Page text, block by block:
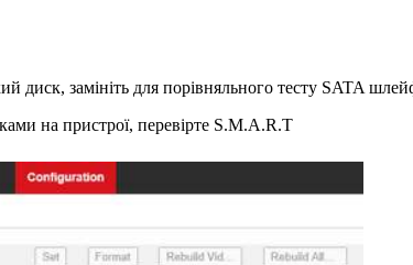
диск, замініть для порівняльного тесту SATA
на пристрої, перевірте S.M.A.R.T